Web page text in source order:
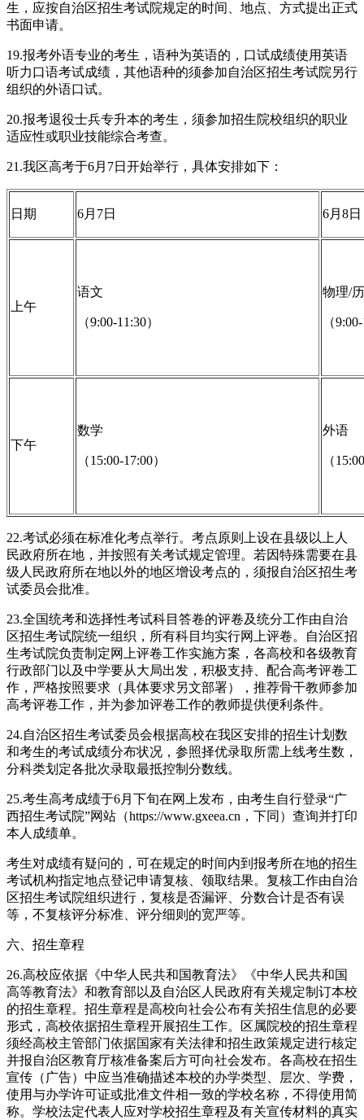
生，应按自治区招生考试院规定的时间、地点、方式提出正式
书面申请。
19.报考外语专业的考生，语种为英语的，口试成绩使用英语
听力口语考试成绩，其他语种的须参加自治区招生考试院另行
组织的外语口试。
20.报考退役士兵专升本的考生，须参加招生院校组织的职业
适应性或职业技能综合考查。
21.我区高考于6月7日开始举行，具体安排如下：
日期 6月7日 6月8日
上午
语文
（9:00-11:30）
物理/
（
下午
数学
（15:00-17:00）
外语
（
22.考试必须在标准化考点举行。考点原则上设在县级以上人
民政府所在地，并按照有关考试规定管理。若因特殊需要在县
级人民政府所在地以外的地区增设考点的，须报自治区招生考
试委员会批准。
23.全国统考和选择性考试科目答卷的评卷及统分工作由自治
区招生考试院统一组织，所有科目均实行网上评卷。自治区招
生考试院负责制定网上评卷工作实施方案，各高校和各级教育
行政部门以及中学要从大局出发，积极支持、配合高考评卷工
作，严格按照要求（具体要求另文部署），推荐骨干教师参加
高考评卷工作，并为参加评卷工作的教师提供便利条件。
24.自治区招生考试委员会根据高校在我区安排的招生计划数
和考生的考试成绩分布状况，参照择优录取所需上线考生数，
分科类划定各批次录取最抵控制分数线。
25.考生高考成绩于6月下旬在网上发布，由考生自行登录“广
西招生考试院”网站（https://www.gxeea.cn，下同）查询并打印
本人成绩单。
考生对成绩有疑问的，可在规定的时间内到报考所在地的招生
考试机构指定地点登记申请复核、领取结果。复核工作由自治
区招生考试院组织进行，复核是否漏评、分数合计是否有误
等，不复核评分标准、评分细则的宽严等。
六、招生章程
26.高校应依据《中华人民共和国教育法》《中华人民共和国
高等教育法》和教育部以及自治区人民政府有关规定制订本校
的招生章程。招生章程是高校向社会公布有关招生信息的必要
形式，高校依据招生章程开展招生工作。区属院校的招生章程
须经高校主管部门依据国家有关法律和招生政策规定进行核定
并报自治区教育厅核准备案后方可向社会发布。各高校在招生
宣传（广告）中应当准确描述本校的办学类型、层次、学费，
使用与办学许可证或批准文件相一致的学校名称，不得使用简
称。学校法定代表人应对学校招生章程及有关宣传材料的真实